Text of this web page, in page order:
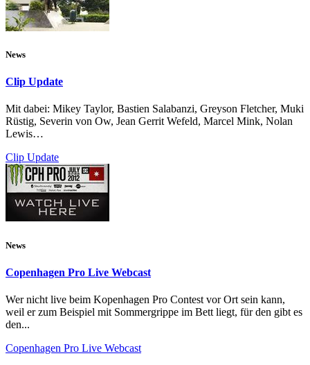
News
Clip Update
Mit dabei: Mikey Taylor, Bastien Salabanzi, Greyson Fletcher, Muki
Rüstig, Severin von Ow, Jean Gerrit Wefeld, Marcel Mink, Nolan
Lewis…
Clip Update
News
Copenhagen Pro Live Webcast
Wer nicht live beim Kopenhagen Pro Contest vor Ort sein kann,
weil er zum Beispiel mit Sommergrippe im Bett liegt, für den gibt es
den...
Copenhagen Pro Live Webcast